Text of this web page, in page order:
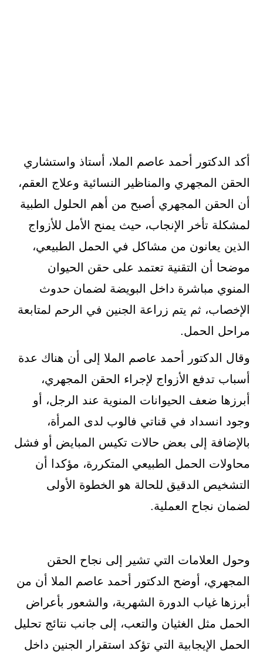
أكد الدكتور أحمد عاصم الملا، أستاذ واستشاري
الحقن المجهري والمناظير النسائية وعلاج العقم،
أن الحقن المجهري أصبح من أهم الحلول الطبية
لمشكلة تأخر الإنجاب، حيث يمنح الأمل للأزواج
الذين يعانون من مشاكل في الحمل الطبيعي،
موضحا أن التقنية تعتمد على حقن الحيوان
المنوي مباشرة داخل البويضة لضمان حدوث
الإخصاب، ثم يتم زراعة الجنين في الرحم لمتابعة
مراحل الحمل.
وقال الدكتور أحمد عاصم الملا إلى أن هناك عدة
أسباب تدفع الأزواج لإجراء الحقن المجهري،
أبرزها ضعف الحيوانات المنوية عند الرجل، أو
وجود انسداد في قناتي فالوب لدى المرأة،
بالإضافة إلى بعض حالات تكيس المبايض أو فشل
محاولات الحمل الطبيعي المتكررة، مؤكدا أن
التشخيص الدقيق للحالة هو الخطوة الأولى
لضمان نجاح العملية.
وحول العلامات التي تشير إلى نجاح الحقن
المجهري، أوضح الدكتور أحمد عاصم الملا أن من
أبرزها غياب الدورة الشهرية، والشعور بأعراض
الحمل مثل الغثيان والتعب، إلى جانب نتائج تحليل
الحمل الإيجابية التي تؤكد استقرار الجنين داخل